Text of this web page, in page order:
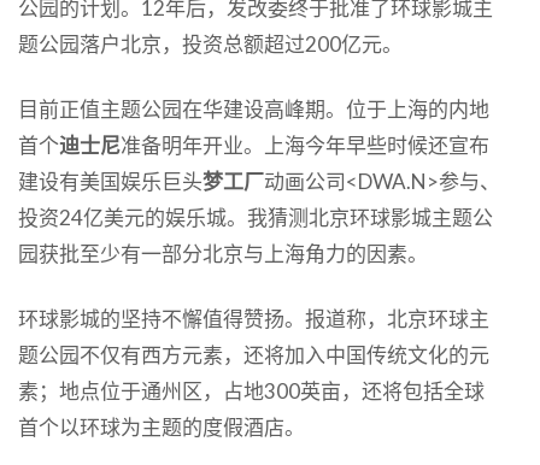
公园的计划。12年后，发改委终于批准了环球影城主
题公园落户北京，投资总额超过200亿元。
目前正值主题公园在华建设高峰期。位于上海的内地
首个迪士尼准备明年开业。上海今年早些时候还宣布
建设有美国娱乐巨头梦工厂动画公司<DWA.N>参与、
投资24亿美元的娱乐城。我猜测北京环球影城主题公
园获批至少有一部分北京与上海角力的因素。
环球影城的坚持不懈值得赞扬。报道称，北京环球主
题公园不仅有西方元素，还将加入中国传统文化的元
素；地点位于通州区，占地300英亩，还将包括全球
首个以环球为主题的度假酒店。